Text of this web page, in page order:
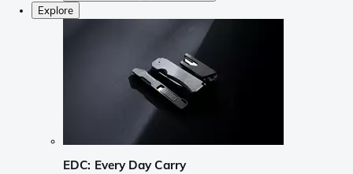
Explore
EDC: Every Day Carry